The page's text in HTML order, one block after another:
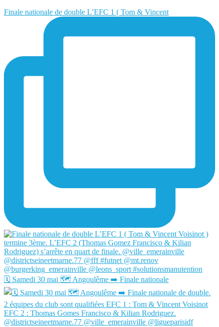
Finale nationale de double L’EFC 1 ( Tom & Vincent
🗓️ Samedi 30 mai 🗺️ Angoulême ➡️ Finale nationale